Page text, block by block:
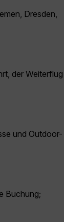
Dresden,
der Weiterflug
und Outdoor-
Buchung;